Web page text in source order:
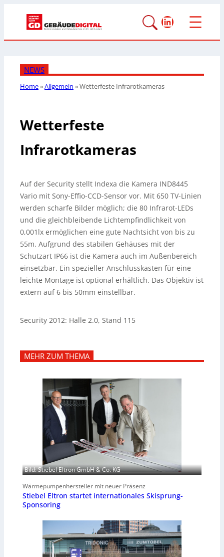
LinkedIn
NEWS
Home»Allgemein »Wetterfeste Infrarotkameras
Wetterfeste
Infrarotkameras
Auf der Security stellt Indexa die Kamera IND8445
Vario mit Sony-Effio-CCD-Sensor vor. Mit 650 TV-Linien
werden scharfe Bilder möglich; die 80 Infrarot-LEDs
und die gleichbleibende Lichtempfindlichkeit von
0,001lx ermöglichen eine gute Nachtsicht von bis zu
55m. Aufgrund des stabilen Gehäuses mit der
Schutzart IP66 ist die Kamera auch im Außenbereich
einsetzbar. Ein spezieller Anschlusskasten für eine
leichte Montage ist optional erhältlich. Das Objektiv ist
extern auf 6 bis 50mm einstellbar.
Security 2012: Halle 2.0, Stand 115
MEHR ZUM THEMA
Bild: Stiebel Eltron GmbH & Co. KG
Wärmepumpenhersteller mit neuer Präsenz
Stiebel Eltron startet internationales Skisprung-
Sponsoring